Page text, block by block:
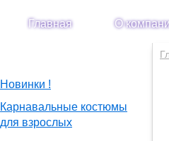
Главная О
Новинки !
Карнавальные костюмы
для взрослых